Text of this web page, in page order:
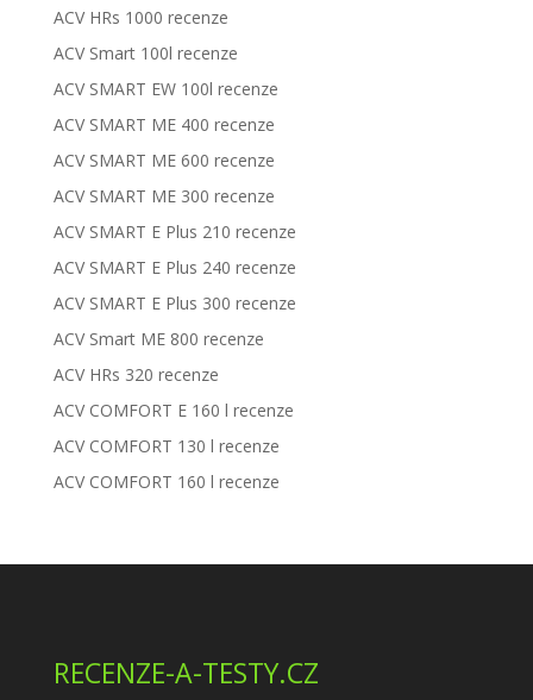
ACV HRs 1000 recenze
ACV Smart 100l recenze
ACV SMART EW 100l recenze
ACV SMART ME 400 recenze
ACV SMART ME 600 recenze
ACV SMART ME 300 recenze
ACV SMART E Plus 210 recenze
ACV SMART E Plus 240 recenze
ACV SMART E Plus 300 recenze
ACV Smart ME 800 recenze
ACV HRs 320 recenze
ACV COMFORT E 160 l recenze
ACV COMFORT 130 l recenze
ACV COMFORT 160 l recenze
RECENZE-A-TESTY.CZ